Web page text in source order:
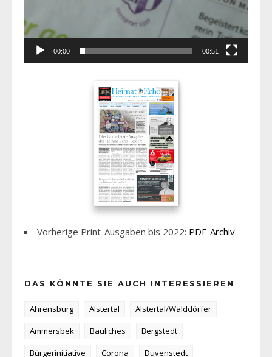
00:00 00:51
Vorherige Print-Ausgaben bis 2022: PDF-Archiv
DAS KÖNNTE SIE AUCH INTERESSIEREN
Ahrensburg Alstertal
Alstertal/Walddörfer
Ammersbek
Bauliches
Bergstedt
Bürgerinitiative
Corona
Duvenstedt